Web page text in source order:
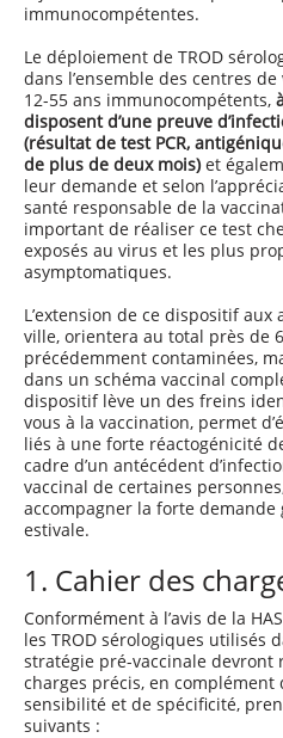
immunocompétentes.
Le déploiement de TROD
dans l’ensemble des centres
12-55 ans immunocompétents,
disposent d’une preuve
(résultat de test PCR,
de plus de deux mois)et
leur demande et selon
santé responsable de la
important de réaliser ce test
exposés au virus et les plus
asymptomatiques.
L’extension de ce dispositif
ville, orientera au total près de
précédemment contaminées,
dans un schéma vaccinal
dispositif lève un des freins
vous à la vaccination, permet
liés à une forte réactogénicité
cadre d’un antécédent
vaccinal de certaines
accompagner la forte
estivale.
1. Cahier des
Conformément à l’avis de la
les TROD sérologiques utilisés
stratégie pré-vaccinale devront
charges précis, en complément
sensibilité et de spécificité,
suivants :